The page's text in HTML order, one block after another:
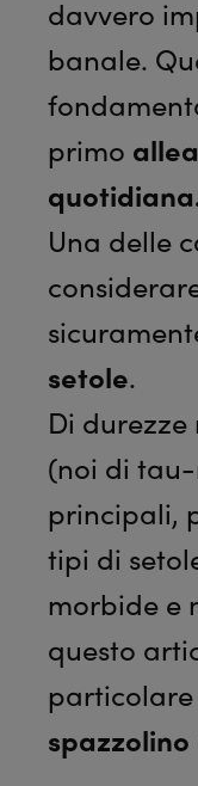
davvero
banale.
primo
Una delle
setole.
Di durezze
(noi di
principali,
tipi di
morbide e
questo